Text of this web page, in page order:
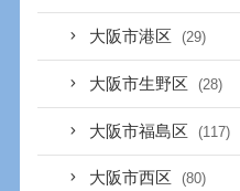
大阪市港区 (29)
大阪市生野区 (28)
大阪市福島区 (117)
大阪市西区 (80)